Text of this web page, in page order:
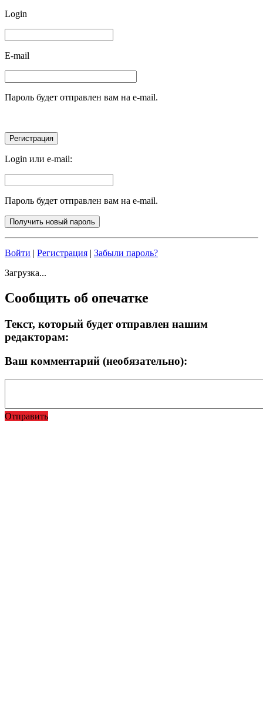
Login
E-mail
Пароль будет отправлен вам на e-mail.
Login или e-mail:
Пароль будет отправлен вам на e-mail.
Войти | Регистрация | Забыли пароль?
Загрузка...
Сообщить об опечатке
Текст, который будет отправлен нашим
редакторам:
Ваш комментарий (необязательно):
Отправить